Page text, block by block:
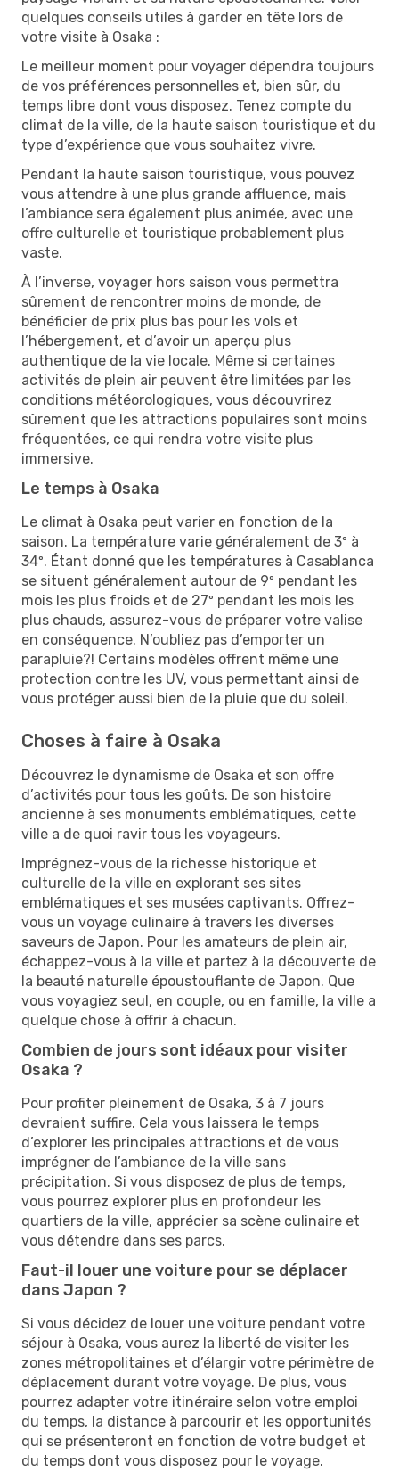
quelques conseils utiles à garder en tête lors de
votre visite à Osaka :
Le meilleur moment pour voyager dépendra toujours
de vos préférences personnelles et, bien sûr, du
temps libre dont vous disposez. Tenez compte du
climat de la ville, de la haute saison touristique et du
type d’expérience que vous souhaitez vivre.
Pendant la haute saison touristique, vous pouvez
vous attendre à une plus grande affluence, mais
l’ambiance sera également plus animée, avec une
offre culturelle et touristique probablement plus
vaste.
À l’inverse, voyager hors saison vous permettra
sûrement de rencontrer moins de monde, de
bénéficier de prix plus bas pour les vols et
l’hébergement, et d’avoir un aperçu plus
authentique de la vie locale. Même si certaines
activités de plein air peuvent être limitées par les
conditions météorologiques, vous découvrirez
sûrement que les attractions populaires sont moins
fréquentées, ce qui rendra votre visite plus
immersive.
Le temps à Osaka
Le climat à Osaka peut varier en fonction de la
saison. La température varie généralement de 3º à
34º. Étant donné que les températures à Casablanca
se situent généralement autour de 9º pendant les
mois les plus froids et de 27º pendant les mois les
plus chauds, assurez-vous de préparer votre valise
en conséquence. N’oubliez pas d’emporter un
parapluie?! Certains modèles offrent même une
protection contre les UV, vous permettant ainsi de
vous protéger aussi bien de la pluie que du soleil.
Choses à faire à Osaka
Découvrez le dynamisme de Osaka et son offre
d’activités pour tous les goûts. De son histoire
ancienne à ses monuments emblématiques, cette
ville a de quoi ravir tous les voyageurs.
Imprégnez-vous de la richesse historique et
culturelle de la ville en explorant ses sites
emblématiques et ses musées captivants. Offrez-
vous un voyage culinaire à travers les diverses
saveurs de Japon. Pour les amateurs de plein air,
échappez-vous à la ville et partez à la découverte de
la beauté naturelle époustouflante de Japon. Que
vous voyagiez seul, en couple, ou en famille, la ville a
quelque chose à offrir à chacun.
Combien de jours sont idéaux pour visiter
Osaka ?
Pour profiter pleinement de Osaka, 3 à 7 jours
devraient suffire. Cela vous laissera le temps
d’explorer les principales attractions et de vous
imprégner de l’ambiance de la ville sans
précipitation. Si vous disposez de plus de temps,
vous pourrez explorer plus en profondeur les
quartiers de la ville, apprécier sa scène culinaire et
vous détendre dans ses parcs.
Faut-il louer une voiture pour se déplacer
dans Japon ?
Si vous décidez de louer une voiture pendant votre
séjour à Osaka, vous aurez la liberté de visiter les
zones métropolitaines et d’élargir votre périmètre de
déplacement durant votre voyage. De plus, vous
pourrez adapter votre itinéraire selon votre emploi
du temps, la distance à parcourir et les opportunités
qui se présenteront en fonction de votre budget et
du temps dont vous disposez pour le voyage.